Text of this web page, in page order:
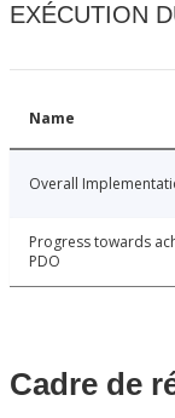
EXÉCUTION
Name
Overall
Progress towards
PDO
Cadre de